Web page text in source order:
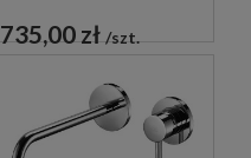
CHROM
735,00 zł szt.